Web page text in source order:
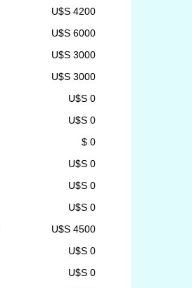
U$S 4200
U$S 6000
U$S 3000
U$S 3000
U$S 0
U$S 0
$ 0
U$S 0
U$S 0
U$S 0
U$S 4500
U$S 0
U$S 0